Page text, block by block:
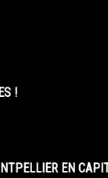
!
EN